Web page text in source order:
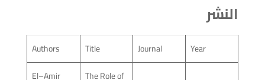
النشر
Year
Journal
Title
Authors
The Role of
El–Amir